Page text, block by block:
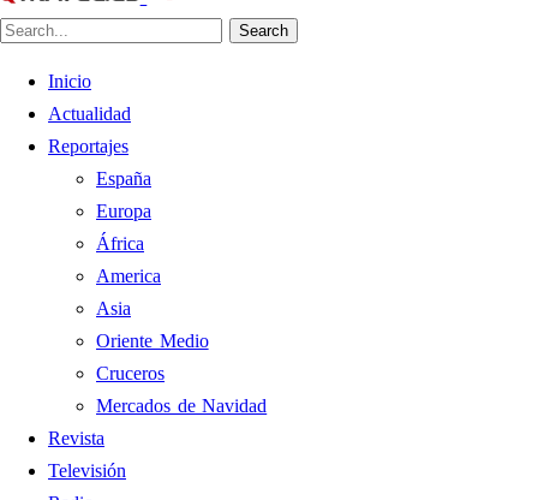
Search
Inicio
Actualidad
Reportajes
España
Europa
África
America
Asia
Oriente Medio
Cruceros
Mercados de Navidad
Revista
Televisión